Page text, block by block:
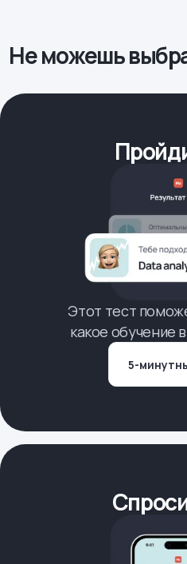
Не можешь
Этот тест
какое обучение
5-